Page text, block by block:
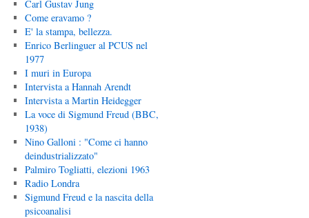
Carl Gustav Jung
Come eravamo ?
E' la stampa, bellezza.
Enrico Berlinguer al PCUS nel
1977
I muri in Europa
Intervista a Hannah Arendt
Intervista a Martin Heidegger
La voce di Sigmund Freud (BBC,
1938)
Nino Galloni : "Come ci hanno
deindustrializzato"
Palmiro Togliatti, elezioni 1963
Radio Londra
Sigmund Freud e la nascita della
psicoanalisi